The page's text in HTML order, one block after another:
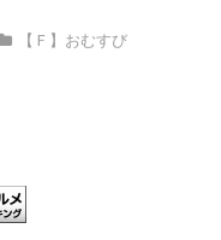
【Ｆ】おむすび